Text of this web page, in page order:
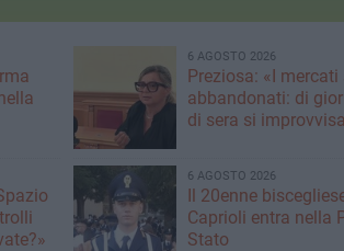
6 AGOSTO 2026
Preziosa: «I mercati
abbandonati: di
di sera si
6 AGOSTO 2026
Il 20enne
Caprioli entra nella
Stato